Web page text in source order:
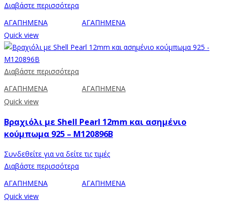
Διαβάστε περισσότερα
ΑΓΑΠΗΜΕΝΑ
ΑΓΑΠΗΜΕΝΑ
Quick view
Διαβάστε περισσότερα
ΑΓΑΠΗΜΕΝΑ
ΑΓΑΠΗΜΕΝΑ
Quick view
Βραχιόλι με Shell Pearl 12mm και ασημένιο
κούμπωμα 925 – M120896B
Συνδεθείτε για να δείτε τις τιμές
Διαβάστε περισσότερα
ΑΓΑΠΗΜΕΝΑ
ΑΓΑΠΗΜΕΝΑ
Quick view